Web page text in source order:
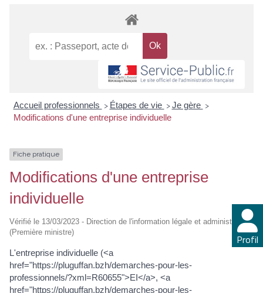
Profil
Accueil professionnels > Étapes de vie > Je gère >
Modifications d'une entreprise individuelle
Fiche pratique
Modifications d'une entreprise
individuelle
Vérifié le 13/03/2023 - Direction de l'information légale et administrative
(Première ministre)
L'entreprise individuelle (<a
href="https://pluguffan.bzh/demarches-pour-les-
professionnels/?xml=R60655">EI</a>, <a
href="https://pluguffan.bzh/demarches-pour-les-